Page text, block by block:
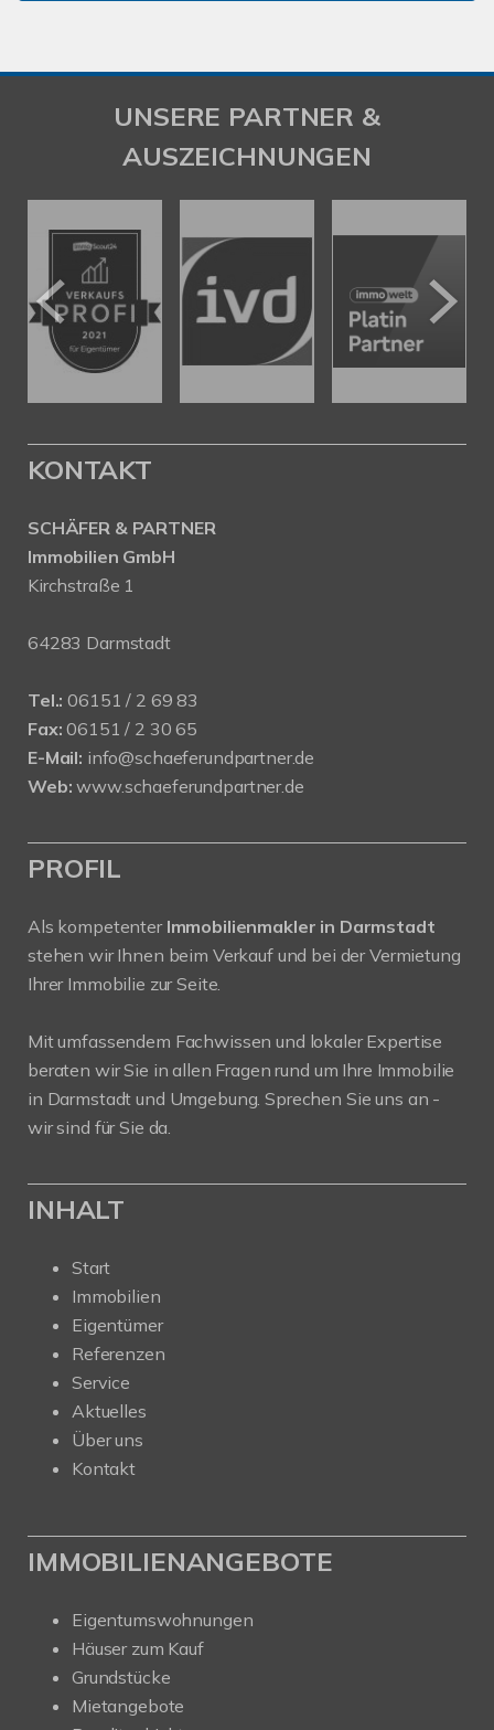
UNSERE PARTNER &
AUSZEICHNUNGEN
KONTAKT
SCHÄFER & PARTNER
Immobilien GmbH
Kirchstraße 1
64283 Darmstadt
Tel.: 06151 / 2 69 83
Fax: 06151 / 2 30 65
E-Mail: info@schaeferundpartner.de
Web: www.schaeferundpartner.de
PROFIL
Als kompetenter Immobilienmakler in Darmstadt
stehen wir Ihnen beim Verkauf und bei der Vermietung
Ihrer Immobilie zur Seite.
Mit umfassendem Fachwissen und lokaler Expertise
beraten wir Sie in allen Fragen rund um Ihre Immobilie
in Darmstadt und Umgebung. Sprechen Sie uns an -
wir sind für Sie da.
INHALT
Start
Immobilien
Eigentümer
Referenzen
Service
Aktuelles
Über uns
Kontakt
IMMOBILIENANGEBOTE
Eigentumswohnungen
Häuser zum Kauf
Grundstücke
Mietangebote